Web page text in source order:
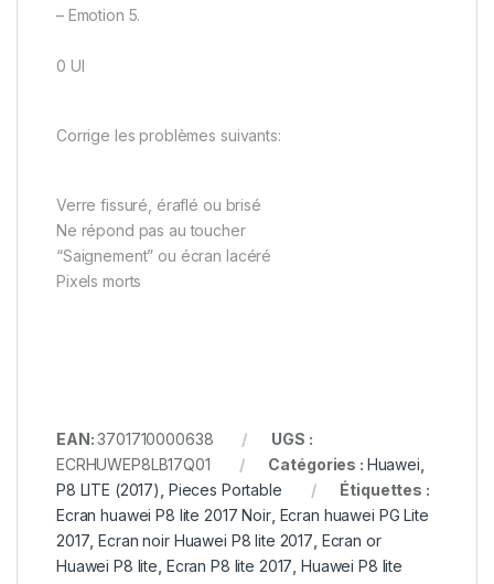
– Emotion 5.
0 UI
Corrige les problèmes suivants:
Verre fissuré, éraflé ou brisé
Ne répond pas au toucher
“Saignement” ou écran lacéré
Pixels morts
EAN:3701710000638
UGS :
ECRHUWEP8LB17Q01
Catégories : Huawei
P8 LITE (2017) Pieces Portable
Étiquettes :
Ecran huawei P8 lite 2017 Noir, Ecran huawei PG Lite
2017 ,Ecran noir Huawei P8 lite 2017 Ecran or
Huawei P8 lite Ecran P8 lite 2017 Huawei P8 lite